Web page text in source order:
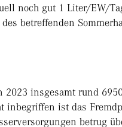
noch gut 1 Liter/EW/
betreffenden
2023 insgesamt rund
ist das
betrug